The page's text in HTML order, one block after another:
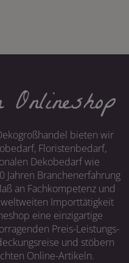
bieten wir
Floristenbedarf,
Dekobedarf wie
Jahren Branchenerfahrung
an Fachkompetenz und
Importtätigkeit
eine einzigartige
Preis-Leistungs-
und stöbern
Online-Artikeln.